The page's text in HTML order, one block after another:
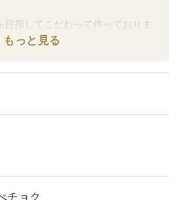
指してこだわって作っておりま
ですね(*^^*)
な甘みも増えて、温かい温度で
てきました♡
した日にはお水出しもスッキリ
温かいお茶でゆっくりお茶の時
もっと見る
チョク